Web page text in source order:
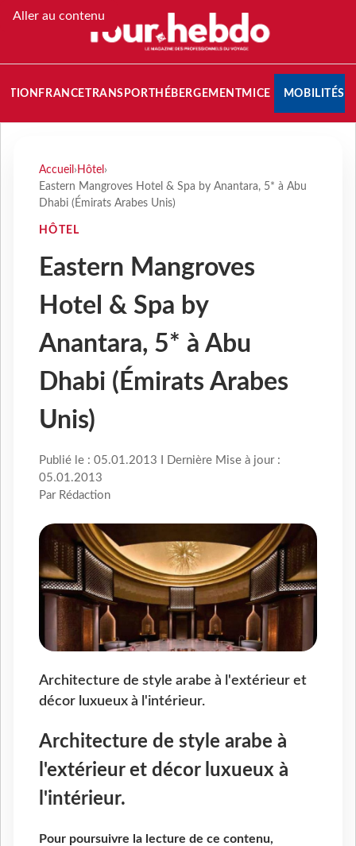
Aller au contenu
FRANCETRANSPORT HÉBERGEMENTMICE MOBILITÉS
Accueil › Hôtel ›
Eastern Mangroves Hotel & Spa by Anantara, 5* à Abu
Dhabi (Émirats Arabes Unis)
HÔTEL
Eastern Mangroves
Hotel & Spa by
Anantara, 5* à Abu
Dhabi (Émirats Arabes
Unis)
Publié le : 05.01.2013 I Dernière Mise à jour :
05.01.2013
Par Rédaction
Architecture de style arabe à l'extérieur et
décor luxueux à l'intérieur.
Architecture de style arabe à
l'extérieur et décor luxueux à
l'intérieur.
Pour poursuivre la lecture de ce contenu,